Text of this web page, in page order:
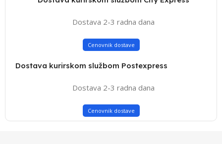
Dostava 2-3 radna dana
Cenovnik dostave
Dostava kurirskom službom Postexpress
Dostava 2-3 radna dana
Cenovnik dostave